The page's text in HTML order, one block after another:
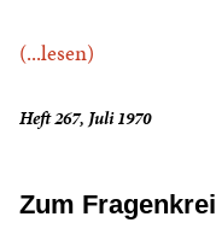
(...lesen)
Heft 267, Juli 1970
Zum